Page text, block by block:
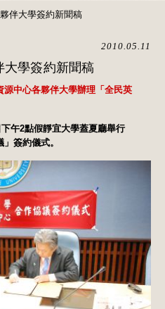
伴大學簽約新聞稿
2010.05.11
大學簽約新聞稿
中心各夥伴大學辦理「全民英
午2點假靜宜大學蓋夏廳舉行
簽約儀式。